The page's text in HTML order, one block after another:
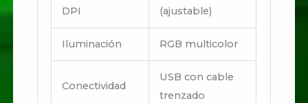
DPI
(ajustable)
Iluminación RGB multicolor
Conectividad
USB con cable
trenzado